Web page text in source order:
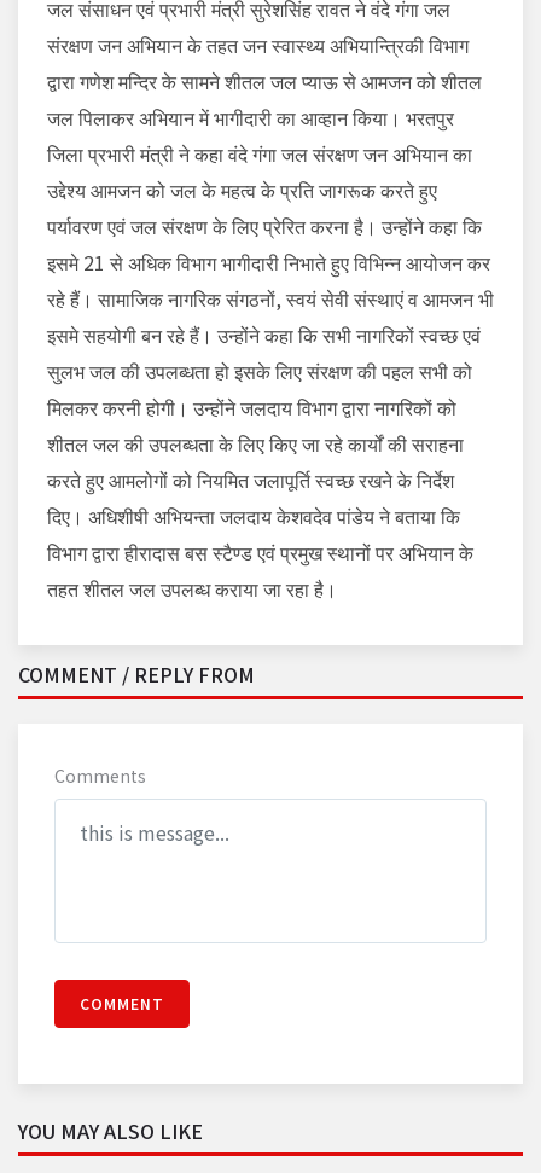
जल संसाधन एवं प्रभारी मंत्री सुरेशसिंह रावत ने वंदे गंगा जल
संरक्षण जन अभियान के तहत जन स्वास्थ्य अभियान्त्रिकी विभाग
द्वारा गणेश मन्दिर के सामने शीतल जल प्याऊ से आमजन को शीतल
जल पिलाकर अभियान में भागीदारी का आव्हान किया। भरतपुर
जिला प्रभारी मंत्री ने कहा वंदे गंगा जल संरक्षण जन अभियान का
उद्देश्य आमजन को जल के महत्व के प्रति जागरूक करते हुए
पर्यावरण एवं जल संरक्षण के लिए प्रेरित करना है। उन्होंने कहा कि
इसमे 21 से अधिक विभाग भागीदारी निभाते हुए विभिन्न आयोजन कर
रहे हैं। सामाजिक नागरिक संगठनों, स्वयं सेवी संस्थाएं व आमजन भी
इसमे सहयोगी बन रहे हैं। उन्होंने कहा कि सभी नागरिकों स्वच्छ एवं
सुलभ जल की उपलब्धता हो इसके लिए संरक्षण की पहल सभी को
मिलकर करनी होगी। उन्होंने जलदाय विभाग द्वारा नागरिकों को
शीतल जल की उपलब्धता के लिए किए जा रहे कार्यों की सराहना
करते हुए आमलोगों को नियमित जलापूर्ति स्वच्छ रखने के निर्देश
दिए। अधिशीषी अभियन्ता जलदाय केशवदेव पांडेय ने बताया कि
विभाग द्वारा हीरादास बस स्टैण्ड एवं प्रमुख स्थानों पर अभियान के
तहत शीतल जल उपलब्ध कराया जा रहा है।
COMMENT / REPLY FROM
Comments
COMMENT
YOU MAY ALSO LIKE